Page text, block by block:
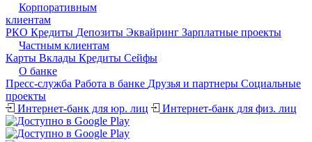
Корпоративным
клиентам
РКО Кредиты Депозиты Эквайринг Зарплатные проекты
Частным клиентам
Карты Вклады Кредиты Сейфы
О банке
Пресс-служба Работа в банке Друзья и партнеры Cоциальные
проекты
Интернет-банк для юр. лиц
Интернет-банк для физ. лиц